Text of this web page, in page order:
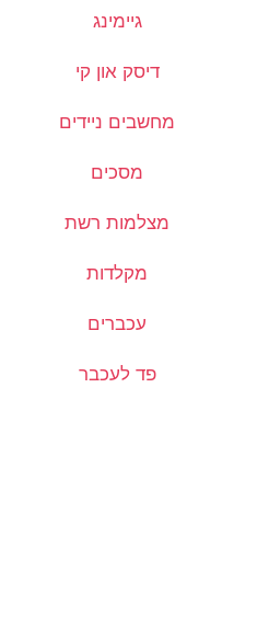
גיימינג
דיסק און קי
מחשבים ניידים
מסכים
מצלמות רשת
מקלדות
עכברים
פד לעכבר